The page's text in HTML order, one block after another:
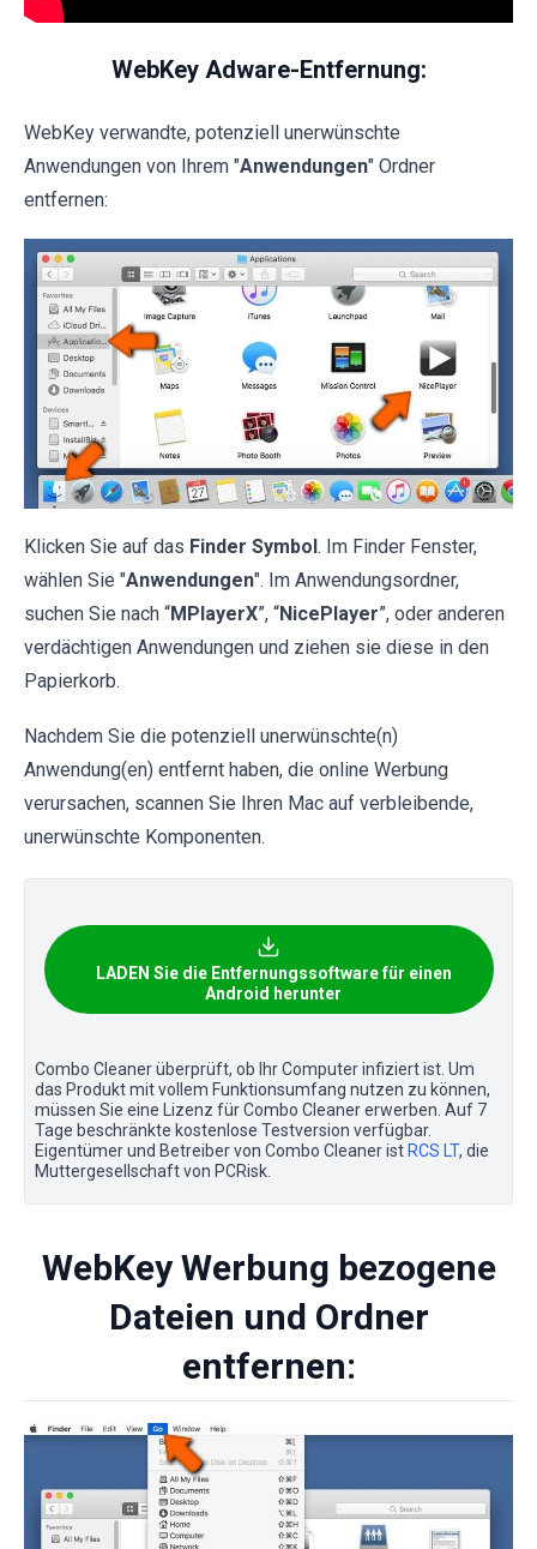
WebKey Adware-Entfernung:
WebKey verwandte, potenziell unerwünschte
Anwendungen von Ihrem "Anwendungen" Ordner
entfernen:
Klicken Sie auf das Finder Symbol. Im Finder Fenster,
wählen Sie "Anwendungen". Im Anwendungsordner,
suchen Sie nach “MPlayerX”, “NicePlayer”, oder anderen
verdächtigen Anwendungen und ziehen sie diese in den
Papierkorb.
Nachdem Sie die potenziell unerwünschte(n)
Anwendung(en) entfernt haben, die online Werbung
verursachen, scannen Sie Ihren Mac auf verbleibende,
unerwünschte Komponenten.
LADEN Sie die Entfernungssoftware für einen
Android herunter
Combo Cleaner überprüft, ob Ihr Computer infiziert ist. Um
das Produkt mit vollem Funktionsumfang nutzen zu können,
müssen Sie eine Lizenz für Combo Cleaner erwerben. Auf 7
Tage beschränkte kostenlose Testversion verfügbar.
Eigentümer und Betreiber von Combo Cleaner ist RCS LT, die
Muttergesellschaft von PCRisk.
WebKey Werbung bezogene
Dateien und Ordner
entfernen: